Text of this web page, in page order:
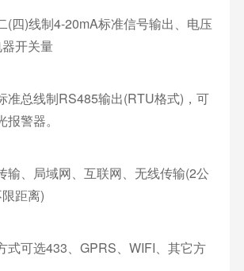
)线制4-20mA标准信号输出、电压
开关量
总线制RS485输出(RTU格式)，可
警器。
、局域网、互联网、无线传输(2公
距离)
可选433、GPRS、WIFI、其它方